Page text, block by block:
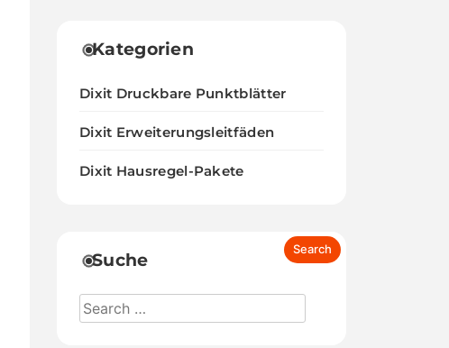
Kategorien
Dixit Druckbare Punktblätter
Dixit Erweiterungsleitfäden
Dixit Hausregel-Pakete
Suche